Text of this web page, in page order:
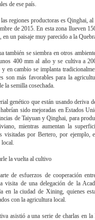
de ese país.
regiones productoras es Qinghai,
de 2015. En esta zona llueven
en un paisaje muy parecido a la
también se siembra en otros
400 mm al año y se cultiva a
y en cambio se implanta
son más favorables para la
la semilla cosechada.
genético que están usando deriva
sido mejoradas en Estados
de Taiyuan y Qinghai, para
mientras aumentan la
visitadas por Bertero, por ejemplo,
local.
la vuelta al cultivo
de esfuerzos de cooperación
visita de una delegación de la
en la ciudad de Xining, quienes
con la agricultura local.
asistió a una serie de charlas en